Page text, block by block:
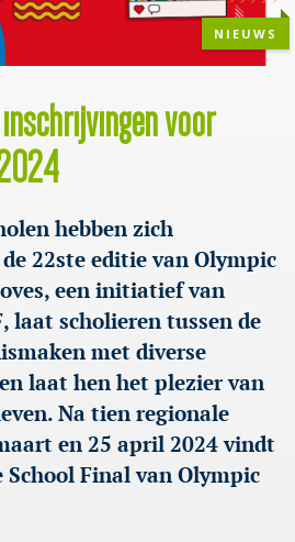
voor
NIEUWS
hebben zich
22ste editie van Olympic
een initiatief van
laat scholieren tussen de
met diverse
laat hen het plezier van
Na tien regionale
en 25 april 2024 vindt
Final van Olympic